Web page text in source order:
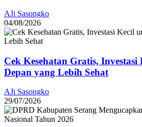
AJi Sasongko
04/08/2026
Cek Kesehatan Gratis,
Depan yang Lebih Sehat
AJi Sasongko
29/07/2026